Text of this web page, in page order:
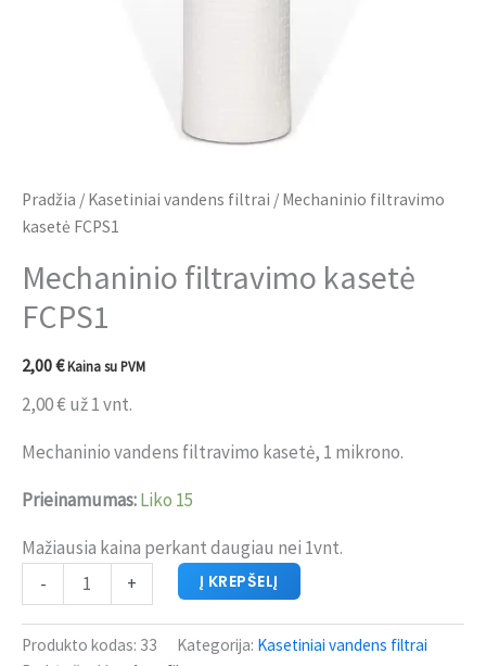
Pradžia / Kasetiniai vandens filtrai / Mechaninio filtravimo
kasetė FCPS1
Mechaninio filtravimo kasetė
FCPS1
2,00€Kaina su PVM
2,00€už 1 vnt.
Mechaninio vandens filtravimo kasetė, 1 mikrono.
Prieinamumas:Liko 15
Mažiausia kaina perkant daugiau nei 1vnt.
-
+ Į KREPŠELĮ
Produkto kodas: 33 Kategorija: Kasetiniai vandens filtrai